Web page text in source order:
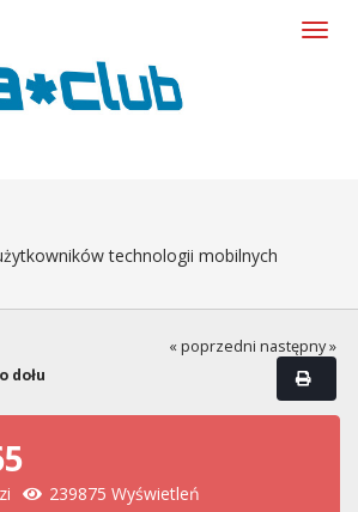
technologii mobilnych
« poprzedni następny »
dołu
239875 Wyświetleń